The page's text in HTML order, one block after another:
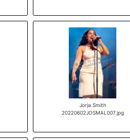
Jorja Smith
20220602JOSMAL007.jpg